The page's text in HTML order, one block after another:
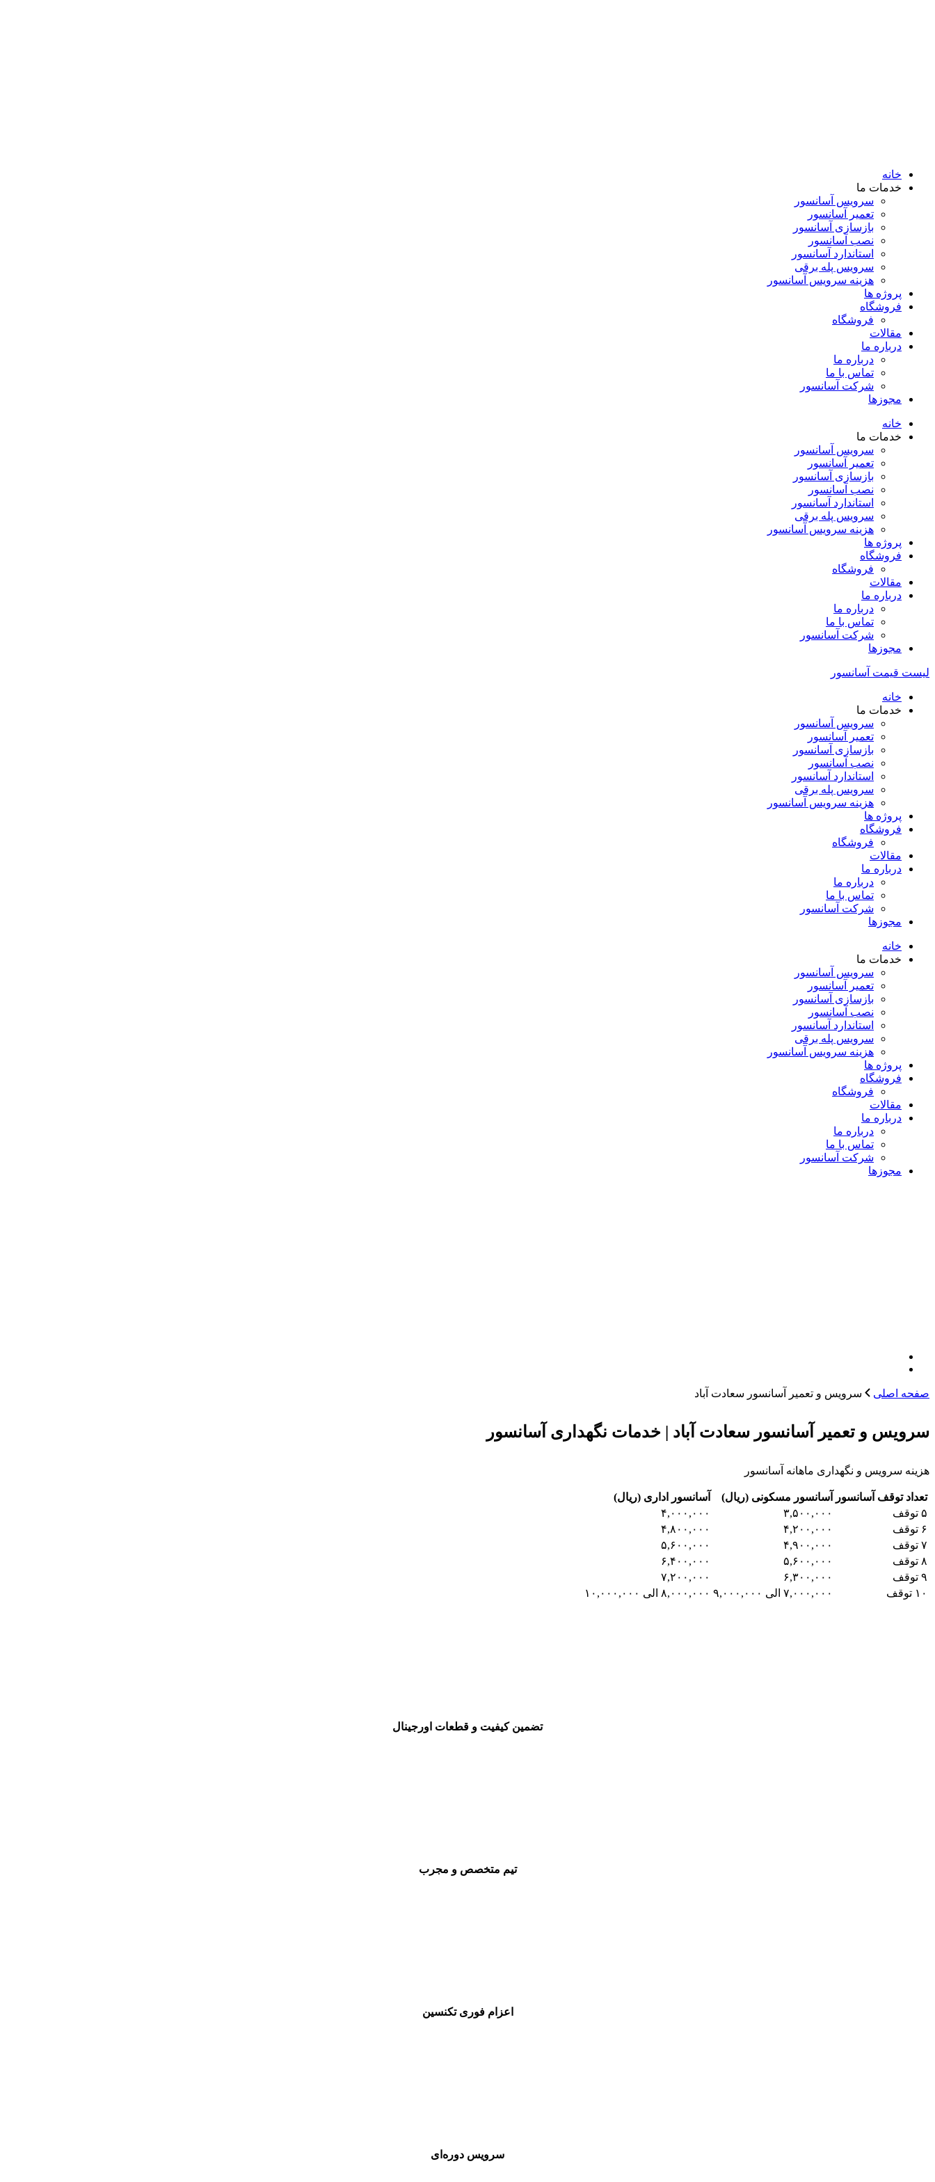
خانه
خدمات ما
سرویس آسانسور
تعمیر آسانسور
بازسازی آسانسور
نصب آسانسور
استاندارد آسانسور
سرویس پله برقی
هزینه سرویس آسانسور
پروژه ها
فروشگاه
فروشگاه
مقالات
درباره ما
درباره ما
تماس با ما
شرکت آسانسور
مجوزها
خانه
خدمات ما
سرویس آسانسور
تعمیر آسانسور
بازسازی آسانسور
نصب آسانسور
استاندارد آسانسور
سرویس پله برقی
هزینه سرویس آسانسور
پروژه ها
فروشگاه
فروشگاه
مقالات
درباره ما
درباره ما
تماس با ما
شرکت آسانسور
مجوزها
لیست قیمت آسانسور
خانه
خدمات ما
سرویس آسانسور
تعمیر آسانسور
بازسازی آسانسور
نصب آسانسور
استاندارد آسانسور
سرویس پله برقی
هزینه سرویس آسانسور
پروژه ها
فروشگاه
فروشگاه
مقالات
درباره ما
درباره ما
تماس با ما
شرکت آسانسور
مجوزها
خانه
خدمات ما
سرویس آسانسور
تعمیر آسانسور
بازسازی آسانسور
نصب آسانسور
استاندارد آسانسور
سرویس پله برقی
هزینه سرویس آسانسور
پروژه ها
فروشگاه
فروشگاه
مقالات
درباره ما
درباره ما
تماس با ما
شرکت آسانسور
مجوزها
صفحه اصلی سرویس و تعمیر آسانسور سعادت آباد
سرویس و تعمیر آسانسور سعادت آباد | خدمات نگهداری آسانسور
هزینه سرویس و نگهداری ماهانه آسانسور
تعداد توقف آسانسور آسانسور مسکونی (ریال)
آسانسور اداری (ریال)
۵ توقف
۳,۵۰۰,۰۰۰
۴,۰۰۰,۰۰۰
۶ توقف
۴,۲۰۰,۰۰۰
۴,۸۰۰,۰۰۰
۷ توقف
۴,۹۰۰,۰۰۰
۵,۶۰۰,۰۰۰
۸ توقف
۵,۶۰۰,۰۰۰
۶,۴۰۰,۰۰۰
۹ توقف
۶,۳۰۰,۰۰۰
۷,۲۰۰,۰۰۰
۱۰ توقف
۷,۰۰۰,۰۰۰ الی ۹,۰۰۰,۰۰۰ ۸,۰۰۰,۰۰۰ الی ۱۰,۰۰۰,۰۰۰
تضمین کیفیت و قطعات اورجینال
تیم متخصص و مجرب
اعزام فوری تکنسین
سرویس دوره‌ای